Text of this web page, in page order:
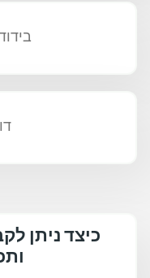
כיצד ניתן